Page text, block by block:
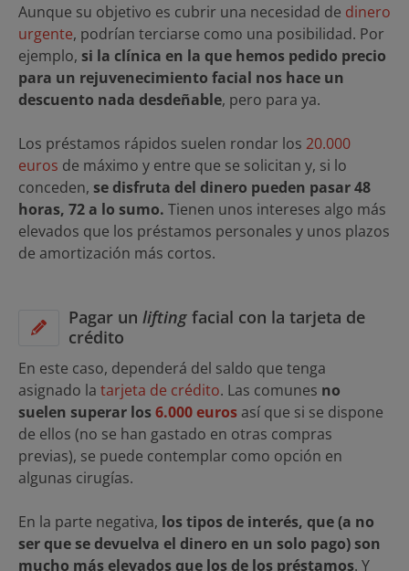
Aunque su objetivo es cubrir una necesidad de dinero
urgente, podrían terciarse como una posibilidad. Por
ejemplo, si la clínica en la que hemos pedido precio
para un rejuvenecimiento facial nos hace un
descuento nada desdeñable, pero para ya.
Los préstamos rápidos suelen rondar los 20.000
euros de máximo y entre que se solicitan y, si lo
conceden, se disfruta del dinero pueden pasar 48
horas, 72 a lo sumo. Tienen unos intereses algo más
elevados que los préstamos personales y unos plazos
de amortización más cortos.
Pagar un lifting facial con la tarjeta de
crédito
En este caso, dependerá del saldo que tenga
asignado la tarjeta de crédito. Las comunes no
suelen superar los6.000 euros así que si se dispone
de ellos (no se han gastado en otras compras
previas), se puede contemplar como opción en
algunas cirugías.
En la parte negativa, los tipos de interés, que (a no
ser que se devuelva el dinero en un solo pago) son
mucho más elevados que los de los préstamos. Y